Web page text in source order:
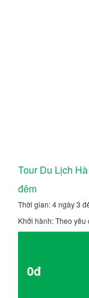
Tour Du Lịch
đêm
Thời gian: 4 ngày 3
Khởi hành: Theo yêu
0đ